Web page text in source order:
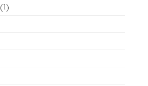
(1)